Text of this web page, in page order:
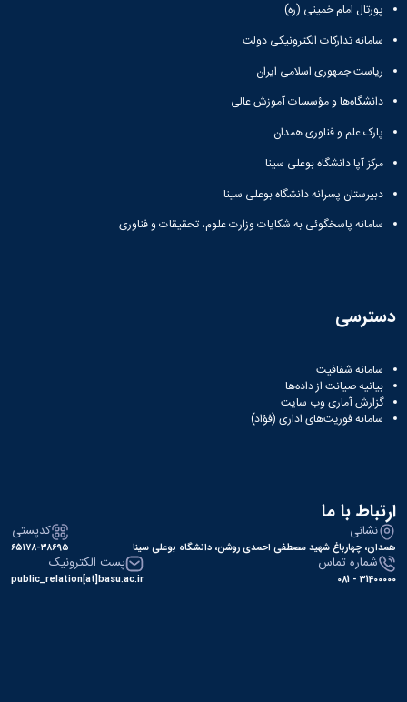
پورتال امام خمینی (ره)
سامانه تدارکات الکترونیکی دولت
ریاست جمهوری اسلامی ایران
دانشگاه‌ها و مؤسسات آموزش عالی
پارک علم و فناوری همدان
مرکز آپا دانشگاه بوعلی سینا
دبیرستان پسرانه دانشگاه بوعلی سینا
سامانه پاسخگوئی به شکایات وزارت علوم، تحقیقات و فناوری
دسترسی
سامانه شفافیت
بیانیه صیانت از داده‌ها
گزارش آماری وب‌ سایت
سامانه فوریت‌های اداری (فؤاد)
ارتباط با ما
نشانی
همدان، چهارباغ شهید مصطفی احمدی روشن، دانشگاه بوعلی سینا
کدپستی
۶۵۱۷۸-۳۸۶۹۵
شماره تماس
31400000 - 081
پست الکترونیک
public_relation[at]basu.ac.ir